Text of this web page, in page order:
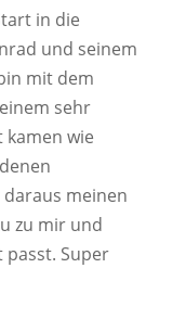
in die
und seinem
mit dem
sehr
wie
meinen
zu mir und
Super